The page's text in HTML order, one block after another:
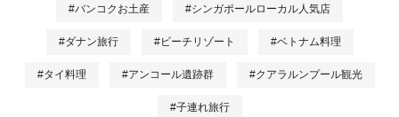
#バンコクお土産 #シンガポールローカル人気店
#ダナン旅行 #ビーチリゾート #ベトナム料理
#タイ料理 #アンコール遺跡群 #クアラルンプール観光
#子連れ旅行